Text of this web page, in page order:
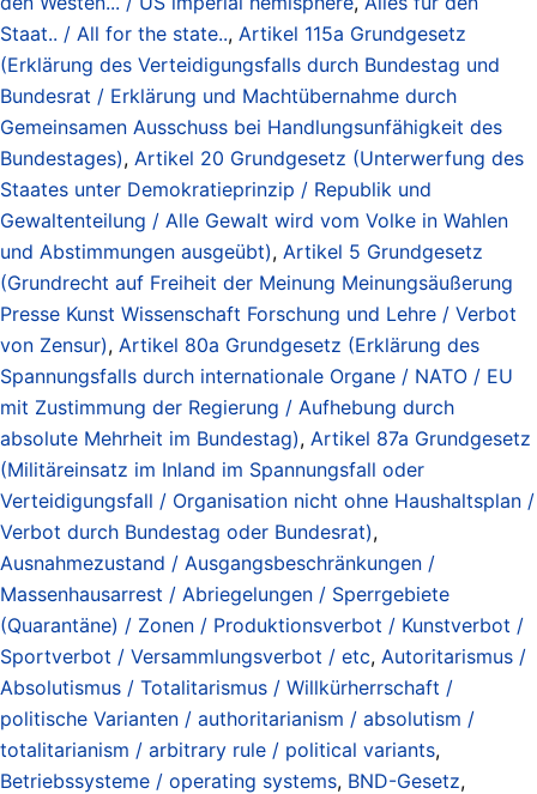
Staat.. / All for the state.., Artikel 115a Grundgesetz
(Erklärung des Verteidigungsfalls durch Bundestag und
Bundesrat / Erklärung und Machtübernahme durch
Gemeinsamen Ausschuss bei Handlungsunfähigkeit des
Bundestages), Artikel 20 Grundgesetz (Unterwerfung des
Staates unter Demokratieprinzip / Republik und
Gewaltenteilung / Alle Gewalt wird vom Volke in Wahlen
und Abstimmungen ausgeübt), Artikel 5 Grundgesetz
(Grundrecht auf Freiheit der Meinung Meinungsäußerung
Presse Kunst Wissenschaft Forschung und Lehre / Verbot
von Zensur), Artikel 80a Grundgesetz (Erklärung des
Spannungsfalls durch internationale Organe / NATO / EU
mit Zustimmung der Regierung / Aufhebung durch
absolute Mehrheit im Bundestag), Artikel 87a Grundgesetz
(Militäreinsatz im Inland im Spannungsfall oder
Verteidigungsfall / Organisation nicht ohne Haushaltsplan /
Verbot durch Bundestag oder Bundesrat),
Ausnahmezustand / Ausgangsbeschränkungen /
Massenhausarrest / Abriegelungen / Sperrgebiete
(Quarantäne) / Zonen / Produktionsverbot / Kunstverbot /
Sportverbot / Versammlungsverbot / etc, Autoritarismus /
Absolutismus / Totalitarismus / Willkürherrschaft /
politische Varianten / authoritarianism / absolutism /
totalitarianism / arbitrary rule / political variants,
Betriebssysteme / operating systems, BND-Gesetz,